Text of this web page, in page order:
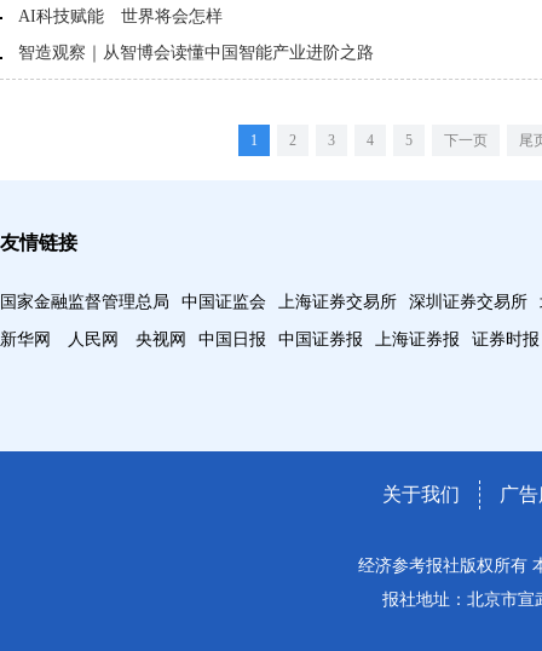
AI科技赋能 世界将会怎样
智造观察｜从智博会读懂中国智能产业进阶之路
1 2 3 4 5 下一页 尾